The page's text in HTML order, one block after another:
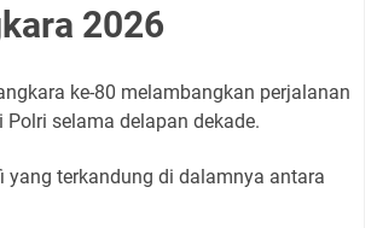
2026
ke-80 melambangkan perjalanan
selama delapan dekade.
yang terkandung di dalamnya antara